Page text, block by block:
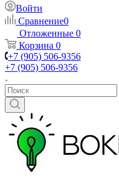
Войти
Сравнение0
Отложенные 0
Корзина 0
+7 (905) 506-9356
+7 (905) 506-9356